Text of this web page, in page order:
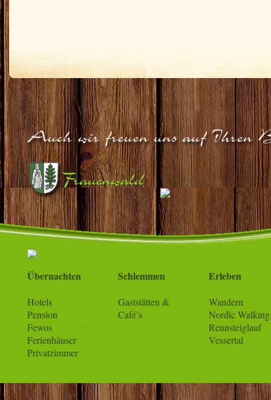
Übernachten
Hotels
Pension
Fewos
Ferienhäuser
Privatzimmer
Schlemmen
Gaststätten &
Café’s
Erleben
Wandern
Nordic Walking
Rennsteiglauf
Vessertal